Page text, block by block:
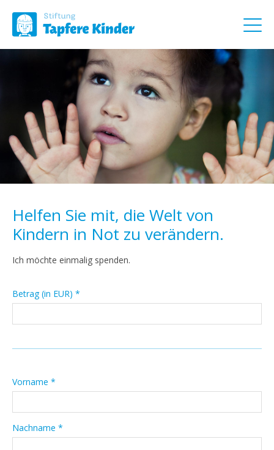
Helfen Sie mit, die Welt von
Kindern in Not zu verändern.
Ich möchte einmalig spenden.
Betrag (in EUR) *
Vorname *
Nachname *